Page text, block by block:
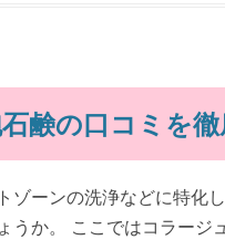
鹸の口コミを徹
ゾーンの洗浄などに特化
うか。 ここではコラージ